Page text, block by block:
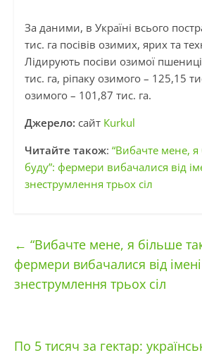
За даними, в Україні всього
тис. га посівів озимих, ярих та
Лідирують посіви озимої
тис. га, ріпаку озимого – 125,15
озимого – 101,87 тис. га.
Джерело: сайт Кurkul
Читайте також: “Вибачте мене, я
буду”: фермери вибачалися від
знеструмлення трьох сіл
← “Вибачте мене, я більше
фермери вибачалися від
знеструмлення трьох сіл
По 5 тисяч за гектар: